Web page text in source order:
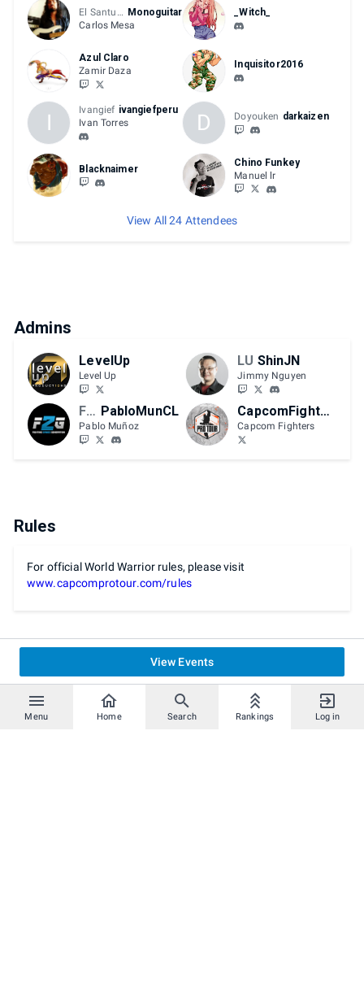
Menu Home Search Rankings Log in
Monoguitar
Carlos Mesa
_Witch_
Azul Claro
Zamir Daza
Inquisitor2016
I Ivangief ivangiefperu
Ivan Torres
D Doyouken darkaizen
Blacknaimer
Chino Funkey
Manuel lr
View All 24 Attendees
Admins
LevelUp
Level Up
LU ShinJN
Jimmy Nguyen
F2G PabloMunCL
Pablo Muñoz
CapcomFighters
Capcom Fighters
Rules
For official World Warrior rules, please visit
www.capcomprotour.com/rules
View Events